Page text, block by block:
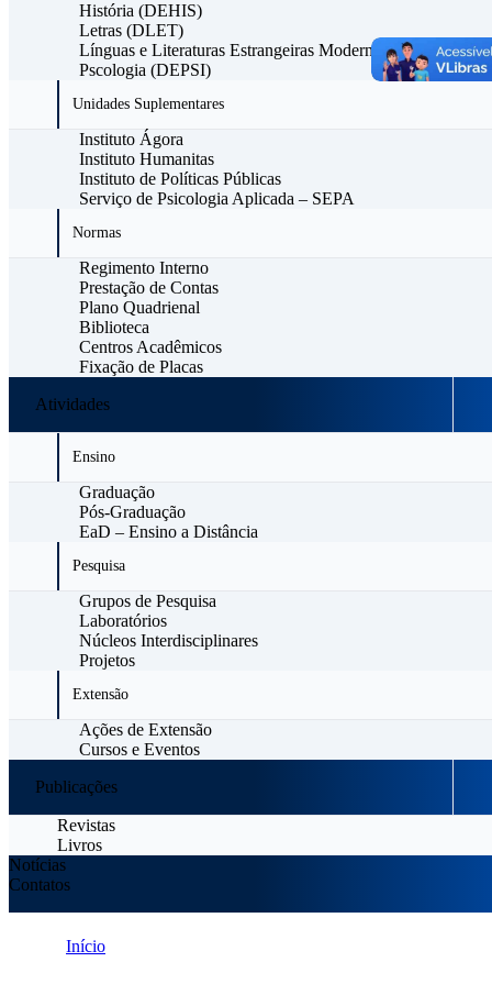
História (DEHIS)
Letras (DLET)
Línguas e Literaturas Estrangeiras Modernas (DLLEM)
Pscologia (DEPSI)
Unidades Suplementares
Instituto Ágora
Instituto Humanitas
Instituto de Políticas Públicas
Serviço de Psicologia Aplicada – SEPA
Normas
Regimento Interno
Prestação de Contas
Plano Quadrienal
Biblioteca
Centros Acadêmicos
Fixação de Placas
Atividades
Ensino
Graduação
Pós-Graduação
EaD – Ensino a Distância
Pesquisa
Grupos de Pesquisa
Laboratórios
Núcleos Interdisciplinares
Projetos
Extensão
Ações de Extensão
Cursos e Eventos
Publicações
Revistas
Livros
Notícias
Contatos
Início